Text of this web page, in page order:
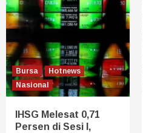
Bursa
Hotnews
Nasional
IHSG Melesat 0,71
Persen di Sesi I,